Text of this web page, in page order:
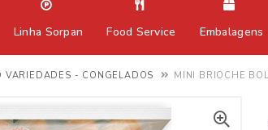
Linha Sorpan Food Service Embalagens
VARIEDADES - CONGELADOS MINI BRIOCHE